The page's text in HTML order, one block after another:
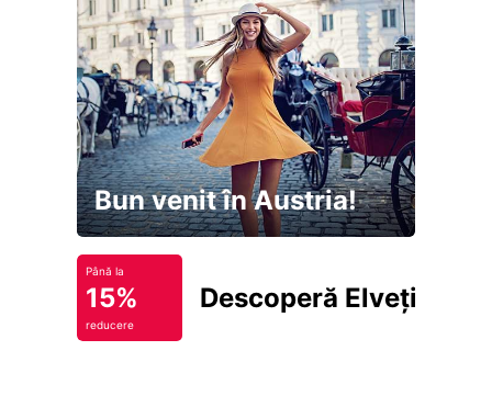
Bun venit în Austria!
Până la
15%
reducere
Descoperă Elveția